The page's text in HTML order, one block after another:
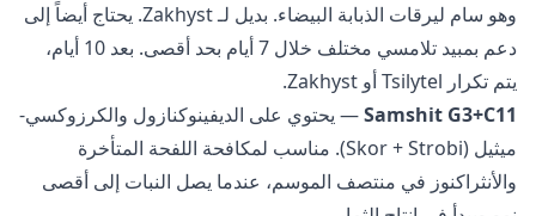
وهو سام ليرقات الذبابة البيضاء. بديل لـ Zakhyst. يحتاج أيضاً إلى
دعم بمبيد تلامسي مختلف خلال 7 أيام بحد أقصى. بعد 10 أيام،
يتم تكرار Tsilytel أو Zakhyst.
Samshit G3+C11— يحتوي على الديفينوكنازول والكرزوكسي-
ميثيل (Skor + Strobi). مناسب لمكافحة اللفحة المتأخرة
والأنثراكنوز في منتصف الموسم، عندما يصل النبات إلى أقصى